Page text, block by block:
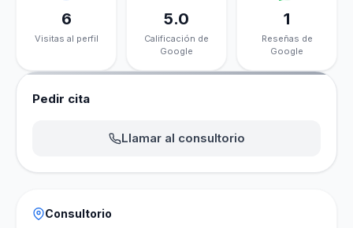
6
Visitas al perfil
5.0
Calificación de
Google
1
Reseñas de
Google
Pedir cita
Llamar al consultorio
Consultorio